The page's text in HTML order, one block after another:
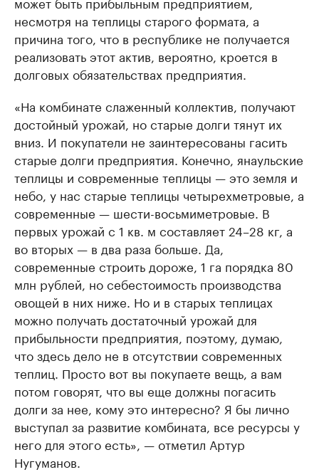
несмотря на теплицы старого формата, а
причина того, что в республике не получается
реализовать этот актив, вероятно, кроется в
долговых обязательствах предприятия.
«На комбинате слаженный коллектив, получают
достойный урожай, но старые долги тянут их
вниз. И покупатели не заинтересованы гасить
старые долги предприятия. Конечно, янаульские
теплицы и современные теплицы — это земля и
небо, у нас старые теплицы четырехметровые, а
современные — шести-восьмиметровые. В
первых урожай с 1 кв. м составляет 24–28 кг, а
во вторых — в два раза больше. Да,
современные строить дороже, 1 га порядка 80
млн рублей, но себестоимость производства
овощей в них ниже. Но и в старых теплицах
можно получать достаточный урожай для
прибыльности предприятия, поэтому, думаю,
что здесь дело не в отсутствии современных
теплиц. Просто вот вы покупаете вещь, а вам
потом говорят, что вы еще должны погасить
долги за нее, кому это интересно? Я бы лично
выступал за развитие комбината, все ресурсы у
него для этого есть», — отметил Артур
Нугуманов.